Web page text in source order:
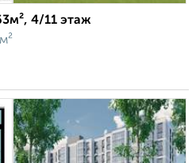
4/11 этаж